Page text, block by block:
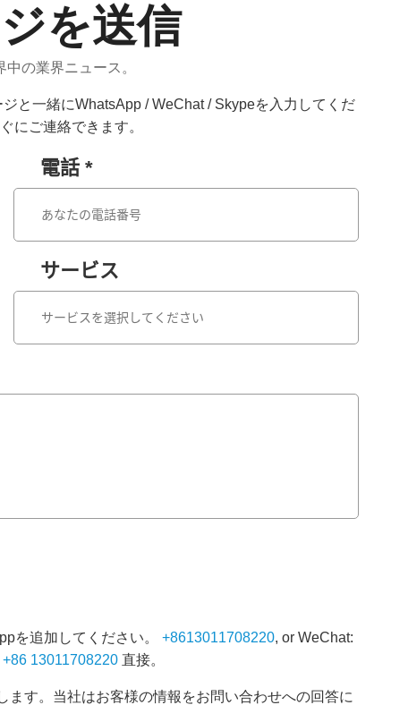
を送信
の業界ニュース。
と一緒にWhatsApp / WeChat / Skypeを入力してくだ
にご連絡できます。
電話 *
サービス
を追加してください。+8613011708220, or WeChat:
+86 13011708220 直接。
す。当社はお客様の情報をお問い合わせへの回答に